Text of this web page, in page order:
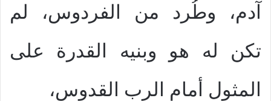
آدم، وطُرد من الفردوس، لم
تكن له هو وبنيه القدرة على
المثول أمام الرب القدوس،